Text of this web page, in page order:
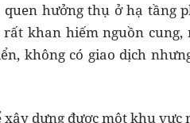
hưởng thụ ở hạ tầng
khan hiếm nguồn
không có giao dịch
dựng được một khu